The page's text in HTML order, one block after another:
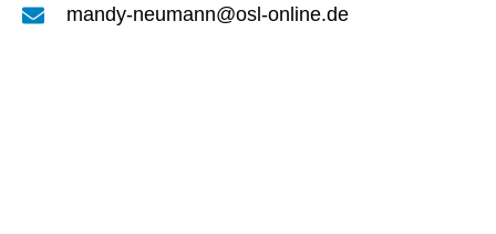
mandy-neumann@osl-online.de